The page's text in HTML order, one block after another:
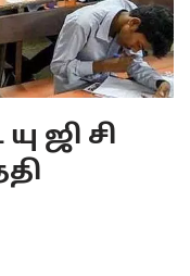
ஜி சி